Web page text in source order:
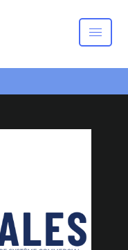
newsletter
Souscrire